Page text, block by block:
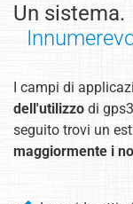
Un sistema.
I campi di
dell'utilizzo di
seguito trovi un
maggiormente i